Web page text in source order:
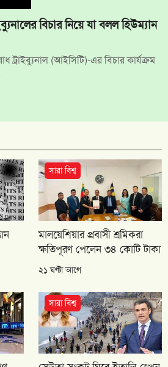
বিচার নিয়ে যা বলল হিউম্যান
ট্রাইব্যুনাল (আইসিটি)-এর বিচার কার্যক্রম
সারা বিশ্ব
মালয়েশিয়ার প্রবাসী শ্রমিকরা
ক্ষতিপূরণ পেলেন ৩৪ কোটি টাকা
২১ ঘণ্টা আগে
সারা বিশ্ব